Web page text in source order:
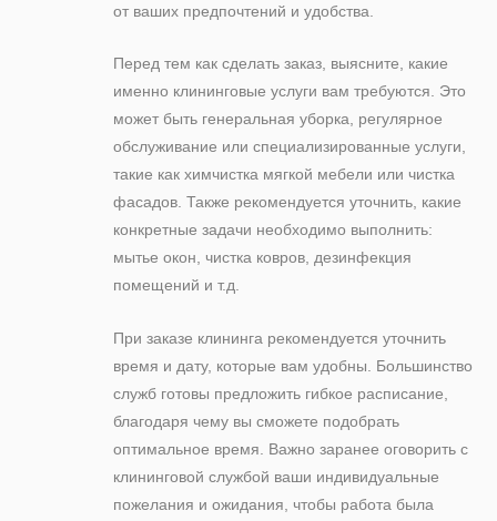
от ваших предпочтений и удобства.
Перед тем как сделать заказ, выясните, какие
именно клининговые услуги вам требуются. Это
может быть генеральная уборка, регулярное
обслуживание или специализированные услуги,
такие как химчистка мягкой мебели или чистка
фасадов. Также рекомендуется уточнить, какие
конкретные задачи необходимо выполнить:
мытье окон, чистка ковров, дезинфекция
помещений и т.д.
При заказе клининга рекомендуется уточнить
время и дату, которые вам удобны. Большинство
служб готовы предложить гибкое расписание,
благодаря чему вы сможете подобрать
оптимальное время. Важно заранее оговорить с
клининговой службой ваши индивидуальные
пожелания и ожидания, чтобы работа была